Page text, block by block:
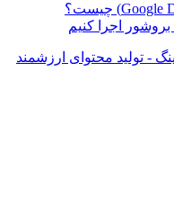
بروشور اجرا کنیم